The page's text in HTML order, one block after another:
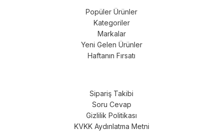
Popüler Ürünler
Kategoriler
Markalar
Yeni Gelen Ürünler
Haftanın Fırsatı
Sipariş Takibi
Soru Cevap
Gizlilik Politikası
KVKK Aydınlatma Metni